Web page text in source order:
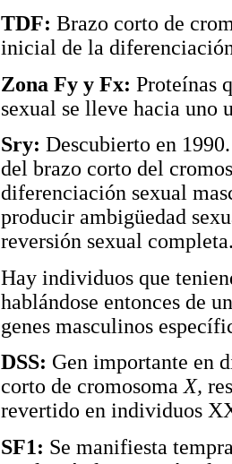
TDF: Brazo corto de
inicial de la
Zona Fy y Fx: Proteínas
sexual se lleve hacia uno
Sry: Descubierto en
del brazo corto del
diferenciación sexual
producir ambigüedad
reversión sexual
Hay individuos que
hablándose entonces de
genes masculinos
DSS: Gen importante en
corto de cromosomaX,
revertido en individuos
SF1: Se manifiesta